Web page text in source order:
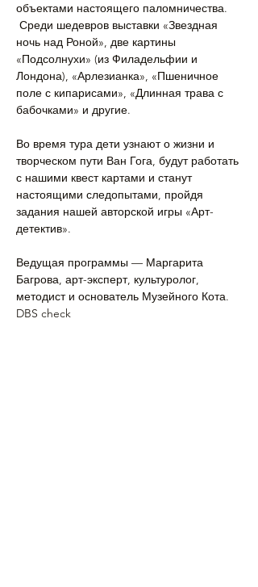
объектами настоящего паломничества.
Среди шедевров выставки «Звездная
ночь над Роной», две картины
«Подсолнухи» (из Филадельфии и
Лондона), «Арлезианка», «Пшеничное
поле с кипарисами», «Длинная трава с
бабочками» и другие.
Во время тура дети узнают о жизни и
творческом пути Ван Гога, будут работать
с нашими квест картами и станут
настоящими следопытами, пройдя
задания нашей авторской игры «Арт-
детектив».
Ведущая программы — Маргарита
Багрова, арт-эксперт, культуролог,
методист и основатель Музейного Кота.
DBS check